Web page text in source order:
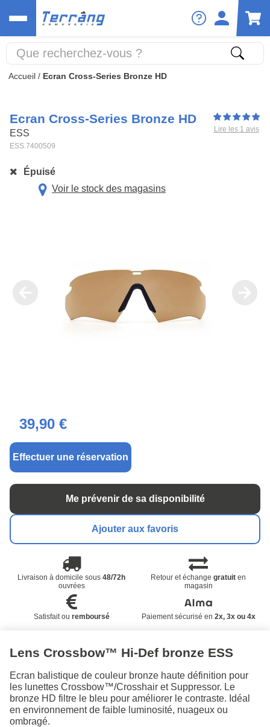
Accueil / Ecran Cross-Series Bronze HD
Ecran Cross-Series Bronze HD
ESS
ESS.7400509
Lire les 1 avis
Épuisé
Voir le stock des magasins
39,90 €
Effectuer une réservation
Me prévenir de sa disponibilité
Ajouter aux favoris
Livraison à domicile sous48/72h
ouvrées
Retour et échangegratuit en
magasin
Satisfait ou remboursé Paiement sécurisé en 2x, 3x ou 4x
Lens Crossbow™ Hi-Def bronze ESS
Ecran balistique de couleur bronze haute définition pour
les lunettes Crossbow™/Crosshair et Suppressor. Le
bronze HD filtre le bleu pour améliorer le contraste. Idéal
en environnement de faible luminosité, nuageux ou
ombragé.